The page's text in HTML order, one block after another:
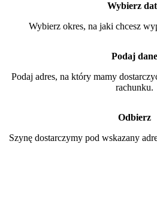
Wybierz
Wybierz okres, na jaki chcesz
Podaj dane
Podaj adres, na który mamy
rachunku.
Odbierz
Szynę dostarczymy pod wskazany